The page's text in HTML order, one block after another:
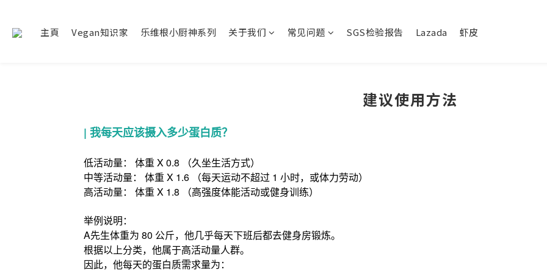
主頁 Vegan知识家 乐维根小厨神系列 关于我们 常见问题 SGS检验报告 Lazada 虾皮
建议使用方法
| 我每天应该摄入多少蛋白质？
低活动量： 体重 X 0.8 （久坐生活方式）
中等活动量： 体重 X 1.6 （每天运动不超过 1 小时，或体力劳动）
高活动量： 体重 X 1.8 （高强度体能活动或健身训练）
举例说明：
A先生体重为 80 公斤，他几乎每天下班后都去健身房锻炼。
根据以上分类，他属于高活动量人群。
因此，他每天的蛋白质需求量为：